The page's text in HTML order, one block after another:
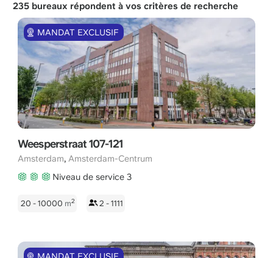
scène artistique florissante, l’endroit parfait pour l’implantation
à l’étrangère de votre activité commerciale. Que vous
recherchiez un bureau à bord des canaux ou bien dans le
centre financier Zuidas, nos spécialistes seront ravis de vous
aider.
235 bureaux répondent à vos critères de recherche
MANDAT EXCLUSIF
Weesperstraat 107-121
Amsterdam, Amsterdam-Centrum
Niveau de service 3
20 - 10000 m2 2 - 1111